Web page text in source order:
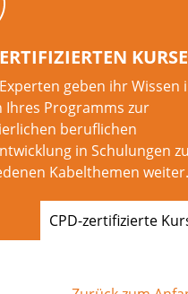
geben ihr Wissen
Ihres Programms zur
beruflichen
in Schulungen zu
Kabelthemen weiter.
CPD-zertifizierte